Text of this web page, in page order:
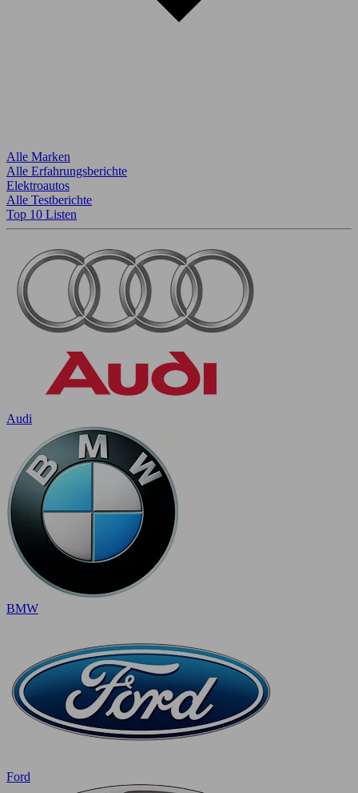
Alle Marken
Alle Erfahrungsberichte
Elektroautos
Alle Testberichte
Top 10 Listen
Audi
BMW
Ford